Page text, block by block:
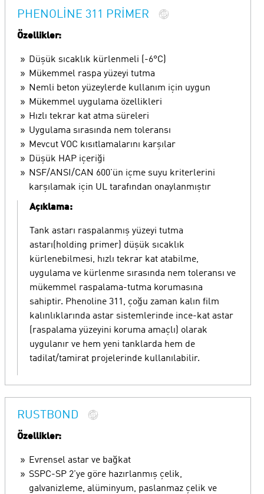
PHENOLINE 311 PRIMER
Özellikler:
Düşük sıcaklık kürlenmeli (-6°C)
Mükemmel raspa yüzeyi tutma
Nemli beton yüzeylerde kullanım için uygun
Mükemmel uygulama özellikleri
Hızlı tekrar kat atma süreleri
Uygulama sırasında nem toleransı
Mevcut VOC kısıtlamalarını karşılar
Düşük HAP içeriği
NSF/ANSI/CAN 600'ün içme suyu kriterlerini
karşılamak için UL tarafından onaylanmıştır
Açıklama:
Tank astarı raspalanmış yüzeyi tutma
astarı(holding primer) düşük sıcaklık
kürlenebilmesi, hızlı tekrar kat atabilme,
uygulama ve kürlenme sırasında nem toleransı ve
mükemmel raspalama-tutma korumasına
sahiptir. Phenoline 311, çoğu zaman kalın film
kalınlıklarında astar sistemlerinde ince-kat astar
(raspalama yüzeyini koruma amaçlı) olarak
uygulanır ve hem yeni tanklarda hem de
tadilat/tamirat projelerinde kullanılabilir.
RUSTBOND
Özellikler:
Evrensel astar ve bağkat
SSPC-SP 2'ye göre hazırlanmış çelik,
galvanizleme, alüminyum, paslanmaz çelik ve